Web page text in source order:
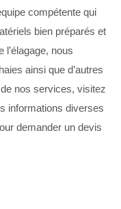
compétente qui
bien préparés et
l’élagage, nous
ainsi que d’autres
nos services, visitez
informations diverses
demander un devis